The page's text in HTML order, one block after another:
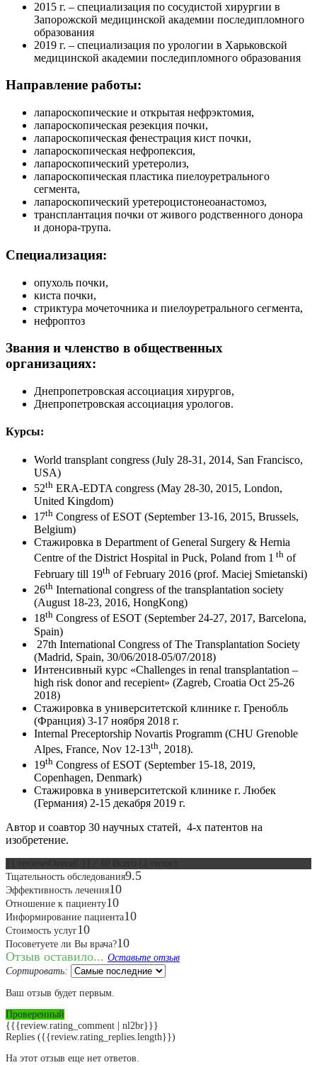
2015 г. – специализация по сосудистой хирургии в
Запорожской медицинской академии последипломного
образования
2019 г. – специализация по урологии в Харьковской
медицинской академии последипломного образования
Направление работы:
лапароскопические и открытая нефрэктомия,
лапароскопическая резекция почки,
лапароскопическая фенестрация кист почки,
лапароскопическая нефропексия,
лапароскопический уретеролиз,
лапароскопическая пластика пиелоуретрального
сегмента,
лапароскопический уретероцистонеоанастомоз,
трансплантация почки от живого родственного донора
и донора-трупа.
Специализация:
опухоль почки,
киста почки,
стриктура мочеточника и пиелоуретрального сегмента,
нефроптоз
Звания и членство в общественных
организациях:
Днепропетровская ассоциация хирургов,
Днепропетровская ассоциация урологов.
Курсы:
World transplant congress (July 28-31, 2014, San Francisco,
USA)
52th ERA-EDTA congress (May 28-30, 2015, London,
United Kingdom)
17th Congress of ESOT (September 13-16, 2015, Brussels,
Belgium)
Стажировка в Department of General Surgery & Hernia
Centre of the District Hospital in Puck, Poland from 1 th of
February till 19th of February 2016 (prof. Maciej Smietanski)
26th International congress of the transplantation society
(August 18-23, 2016, HongKong)
18th Congress of ESOT (September 24-27, 2017, Barcelona,
Spain)
27th International Congress of The Transplantation Society
(Madrid, Spain, 30/06/2018-05/07/2018)
Интенсивный курс «Challenges in renal transplantation –
high risk donor and recepient» (Zagreb, Croatia Oct 25-26
2018)
Стажировка в университетской клинике г. Гренобль
(Франция) 3-17 ноября 2018 г.
Internal Preceptorship Novartis Programm (CHU Grenoble
Alpes, France, Nov 12-13th, 2018).
19th Congress of ESOT (September 15-18, 2019,
Copenhagen, Denmark)
Стажировка в университетской клинике г. Любек
(Германия) 2-15 декабря 2019 г.
Автор и соавтор 30 научных статей, 4-х патентов на
изобретение.
Тщательность обследования9.5
Эффективность лечения10
Отношение к пациенту10
Информирование пациента10
Стоимость услуг10
Посоветуете ли Вы врача?10
Отзыв оставило... Оставьте отзыв
Сортировать:
Ваш отзыв будет первым.
Проверенный
{{{review.rating_comment | nl2br}}}
Replies ({{review.rating_replies.length}})
На этот отзыв еще нет ответов.